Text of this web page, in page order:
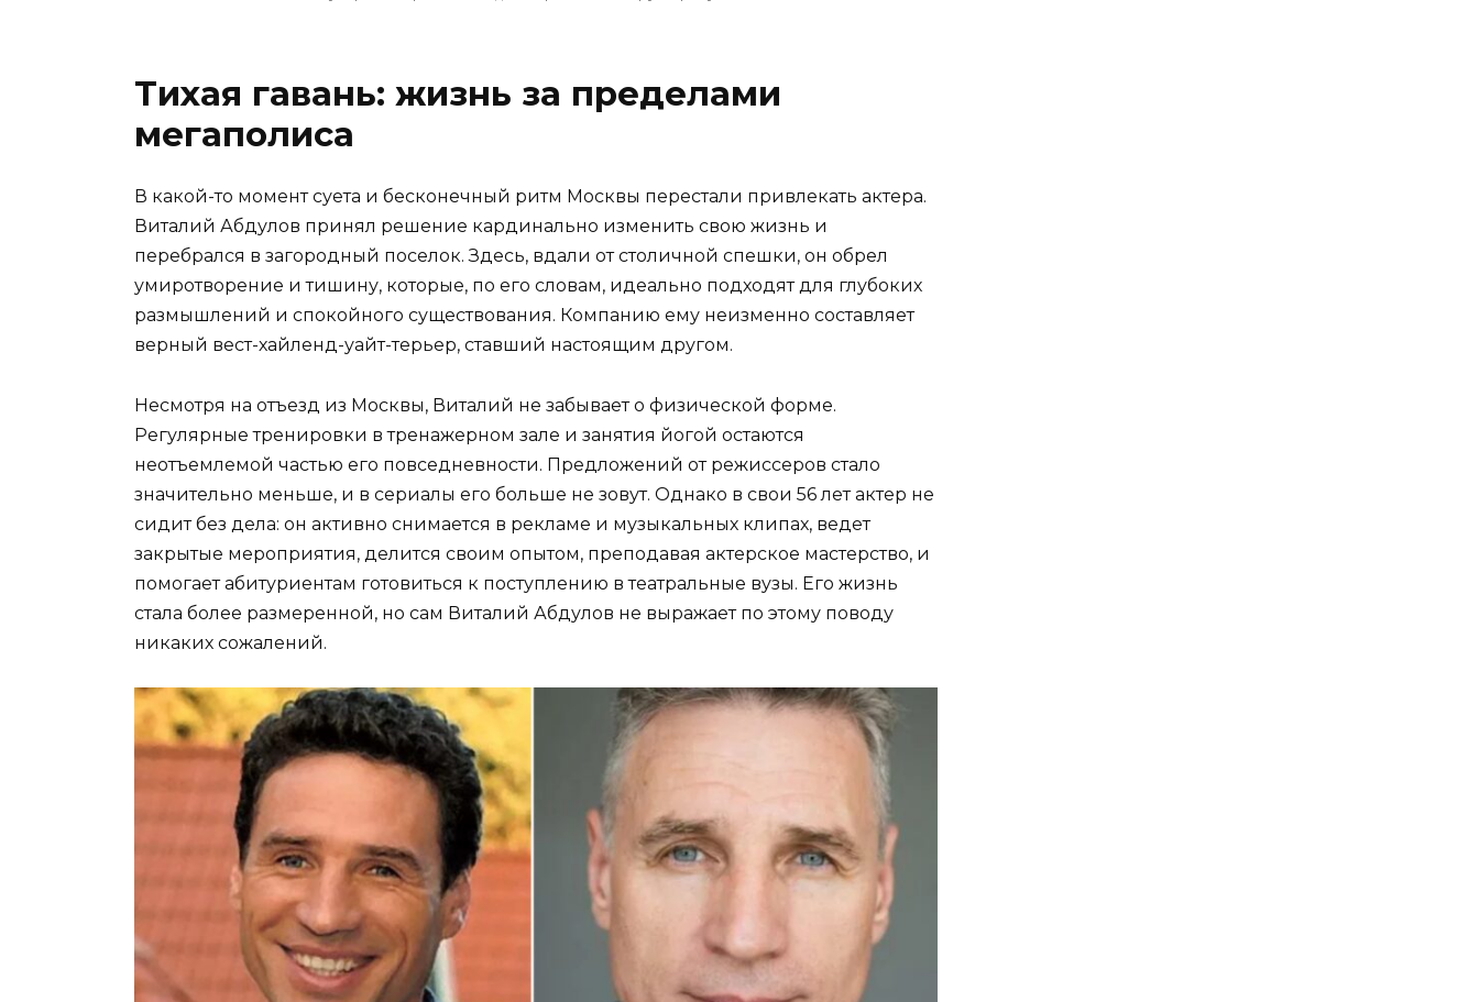
Тихая гавань: жизнь за пределами
мегаполиса
В какой-то момент суета и бесконечный ритм Москвы перестали привлекать актера.
Виталий Абдулов принял решение кардинально изменить свою жизнь и
перебрался в загородный поселок. Здесь, вдали от столичной спешки, он обрел
умиротворение и тишину, которые, по его словам, идеально подходят для глубоких
размышлений и спокойного существования. Компанию ему неизменно составляет
верный вест-хайленд-уайт-терьер, ставший настоящим другом.
Несмотря на отъезд из Москвы, Виталий не забывает о физической форме.
Регулярные тренировки в тренажерном зале и занятия йогой остаются
неотъемлемой частью его повседневности. Предложений от режиссеров стало
значительно меньше, и в сериалы его больше не зовут. Однако в свои 56 лет актер не
сидит без дела: он активно снимается в рекламе и музыкальных клипах, ведет
закрытые мероприятия, делится своим опытом, преподавая актерское мастерство, и
помогает абитуриентам готовиться к поступлению в театральные вузы. Его жизнь
стала более размеренной, но сам Виталий Абдулов не выражает по этому поводу
никаких сожалений.